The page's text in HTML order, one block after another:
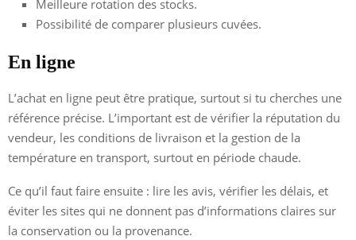
Meilleure rotation des stocks.
Possibilité de comparer plusieurs cuvées.
En ligne
L’achat en ligne peut être pratique, surtout si tu cherches une
référence précise. L’important est de vérifier la réputation du
vendeur, les conditions de livraison et la gestion de la
température en transport, surtout en période chaude.
Ce qu’il faut faire ensuite : lire les avis, vérifier les délais, et
éviter les sites qui ne donnent pas d’informations claires sur
la conservation ou la provenance.